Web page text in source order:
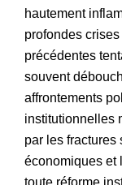
hautement
profondes
précédentes
souvent
affrontements
institutionnelles
par les fractures
économiques et
toute réforme